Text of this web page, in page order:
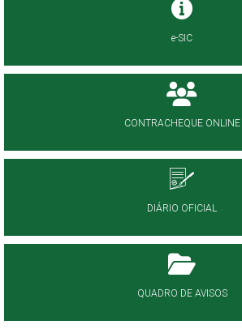
e-SIC
CONTRACHEQUE ONLINE
DIÁRIO OFICIAL
QUADRO DE AVISOS